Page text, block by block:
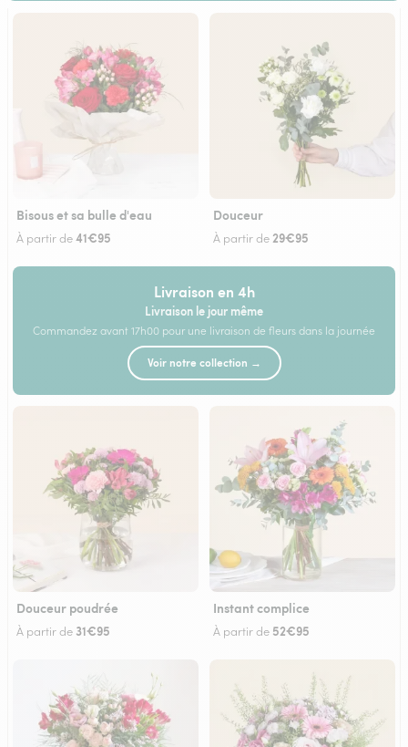
Bisous et sa bulle d'eau
À partir de41€95
Douceur
À partir de29€95
Livraison en 4h
Livraison le jour même
Commandez avant 17h00 pour une livraison de fleurs dans la journée
Voir notre collection →
Douceur poudrée
À partir de 31€95
Instant complice
À partir de 52€95